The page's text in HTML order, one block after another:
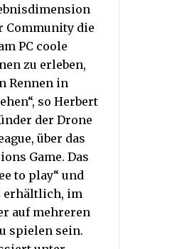
Community die
PC coole
zu erleben,
Rennen in
so Herbert
der Drone
über das
Game. Das
to play“ und
erhältlich, im
auf mehreren
spielen sein.